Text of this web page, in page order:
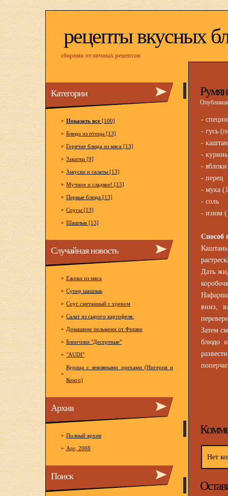
рецепты вкусных
сборник отличных рецептов
-
- гусь
-
-
-
- перец
- мука
- соль
- изюм
Cпособ
Дать
вниз,
Затем
блюдо
Нет
Категории
Показать все [100]
Блюда из птицы [13]
Горячие блюда из мяса [13]
Закатки [9]
Закуски и салаты [13]
Мучное и сладкое! [13]
Первые блюда [13]
Соусы [13]
Шашлык [13]
Случайная новость
Ежики из мяса
Супер шашлык
Соус сметанный с хреном
Салат из сырого картофеля.
Домашние пельмени от Фишки
Блинчики "Десертные"
"AUDI"
Курица с земляными орехами (Нигерия и
Конго)
Архив
Полный архив
Apr, 2008
Поиск